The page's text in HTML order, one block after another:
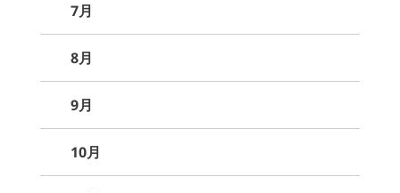
7月
8月
9月
10月